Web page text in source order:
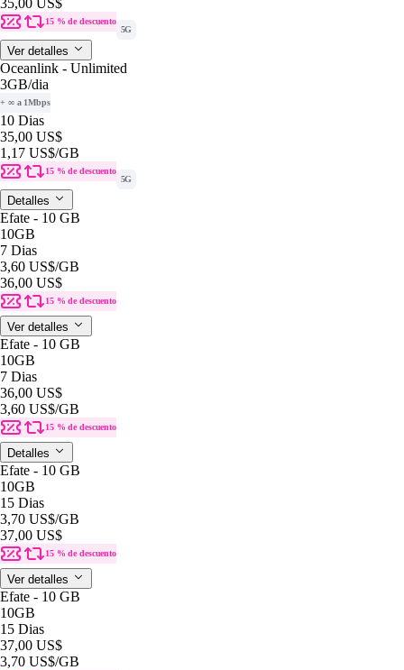
15 % de descuento
5G
Ver detalles
Oceanlink - Unlimited
3GB/dia
+ ∞ a 1Mbps
10 Dias
35,00 US$
1,17 US$/GB
15 % de descuento
5G
Detalles
Efate - 10 GB
10GB
7 Dias
3,60 US$/GB
36,00 US$
15 % de descuento
Ver detalles
Efate - 10 GB
10GB
7 Dias
36,00 US$
3,60 US$/GB
15 % de descuento
Detalles
Efate - 10 GB
10GB
15 Dias
3,70 US$/GB
37,00 US$
15 % de descuento
Ver detalles
Efate - 10 GB
10GB
15 Dias
37,00 US$
3,70 US$/GB